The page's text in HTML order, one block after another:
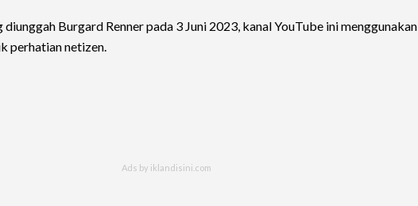
diunggah Burgard Renner pada 3 Juni 2023, kanal YouTube ini menggunakan
perhatian netizen.